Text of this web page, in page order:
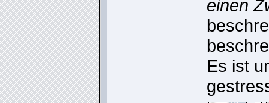
einen
Es ist